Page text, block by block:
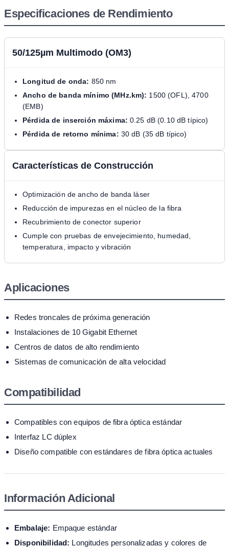
Especificaciones de Rendimiento
50/125µm Multimodo (OM3)
Longitud de onda: 850 nm
Ancho de banda mínimo (MHz.km): 1500 (OFL), 4700
(EMB)
Pérdida de inserción máxima: 0.25 dB (0.10 dB típico)
Pérdida de retorno mínima: 30 dB (35 dB típico)
Características de Construcción
Optimización de ancho de banda láser
Reducción de impurezas en el núcleo de la fibra
Recubrimiento de conector superior
Cumple con pruebas de envejecimiento, humedad,
temperatura, impacto y vibración
Aplicaciones
Redes troncales de próxima generación
Instalaciones de 10 Gigabit Ethernet
Centros de datos de alto rendimiento
Sistemas de comunicación de alta velocidad
Compatibilidad
Compatibles con equipos de fibra óptica estándar
Interfaz LC dúplex
Diseño compatible con estándares de fibra óptica actuales
Información Adicional
Embalaje: Empaque estándar
Disponibilidad: Longitudes personalizadas y colores de